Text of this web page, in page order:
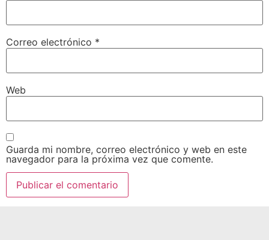
Correo electrónico *
Web
Guarda mi nombre, correo electrónico y web en este
navegador para la próxima vez que comente.